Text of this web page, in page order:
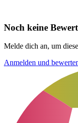
Noch keine
Melde dich an, um
Anmelden und